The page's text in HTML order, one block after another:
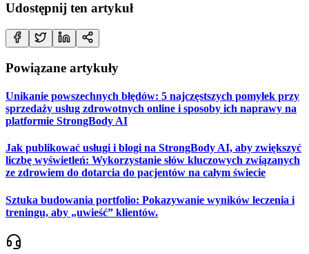
Udostępnij ten artykuł
Powiązane artykuły
Unikanie powszechnych błędów: 5 najczęstszych pomyłek przy
sprzedaży usług zdrowotnych online i sposoby ich naprawy na
platformie StrongBody AI
Jak publikować usługi i blogi na StrongBody AI, aby zwiększyć
liczbę wyświetleń: Wykorzystanie słów kluczowych związanych
ze zdrowiem do dotarcia do pacjentów na całym świecie
Sztuka budowania portfolio: Pokazywanie wyników leczenia i
treningu, aby „uwieść” klientów.